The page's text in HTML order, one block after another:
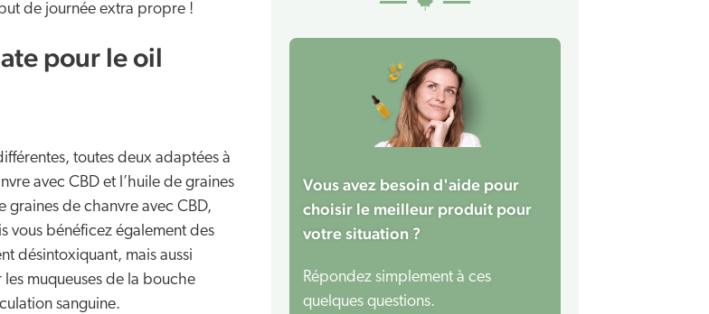
de journée extra propre !
pour le oil
toutes deux adaptées à
avec CBD et l’huile de graines
graines de chanvre avec CBD,
vous bénéficez également des
désintoxiquant, mais aussi
muqueuses de la bouche
sanguine.
Vous avez besoin d'aide pour
choisir le meilleur produit pour
votre situation ?
Répondez simplement à ces
quelques questions.